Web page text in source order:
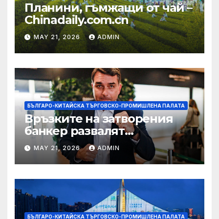
Планини, гъмжащи от чай –
Chinadaily.com.cn
MAY 21, 2026 ADMIN
БЪЛГАРО-КИТАЙСКА ТЪРГОВСКО-ПРОМИШЛЕНА ПАЛАТА
Връзките на затворения
банкер развалят
надеждите на Флавио
Болсонаро за президент на
Бразилия
MAY 21, 2026 ADMIN
БЪЛГАРО-КИТАЙСКА ТЪРГОВСКО-ПРОМИШЛЕНА ПАЛАТА